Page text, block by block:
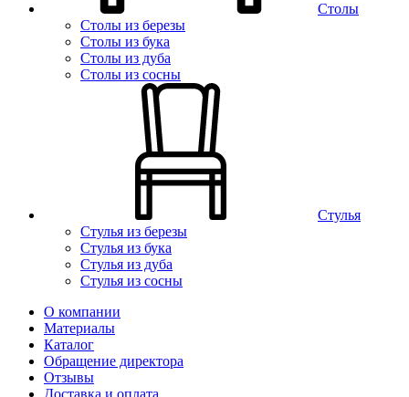
Столы
Столы из березы
Столы из бука
Столы из дуба
Столы из сосны
Стулья
Стулья из березы
Стулья из бука
Стулья из дуба
Стулья из сосны
О компании
Материалы
Каталог
Обращение директора
Отзывы
Доставка и оплата